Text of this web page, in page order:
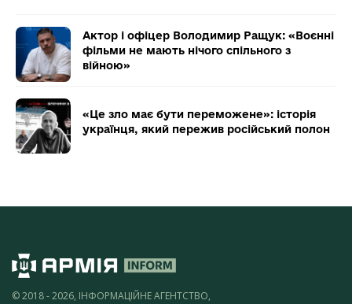
Актор і офіцер Володимир Ращук: «Воєнні
фільми не мають нічого спільного з
війною»
«Це зло має бути переможене»: історія
українця, який пережив російський полон
© 2018 - 2026, ІНФОРМАЦІЙНЕ АГЕНТСТВО,